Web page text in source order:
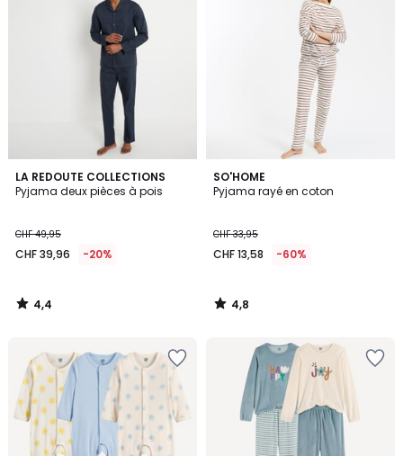
LA REDOUTE COLLECTIONS
Pyjama deux pièces à pois
CHF 49,95
CHF 39,96 -20%
4,4
/ 5
4,4
/
SO'HOME
Pyjama rayé en coton
CHF 33,95
CHF 13,58 -60%
4,8
/ 5
4,8
/